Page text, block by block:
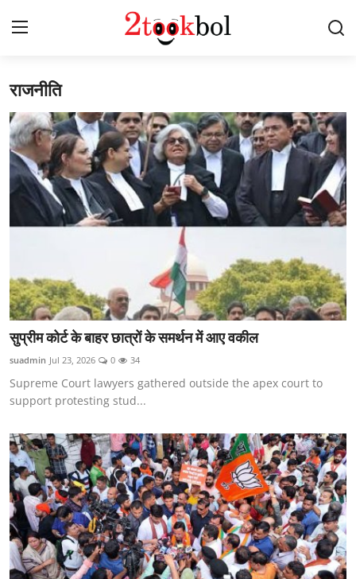
Login
Home
पर्यावरण
लेखक मंच
व्यंजन
डिफेंस
बिंदास बोल
Gallery
क्राइम रिपोर्ट
राष्ट्र
राज्य
राजनीति
सुप्रीम कोर्ट के बाहर छात्रों के समर्थन में आए वकील
suadmin Jul 23, 2026 0 34
Supreme Court lawyers gathered outside the apex court to
support protesting stud...